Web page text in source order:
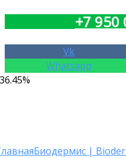
+7 950
Vk
Whatsapp
Биодермис |